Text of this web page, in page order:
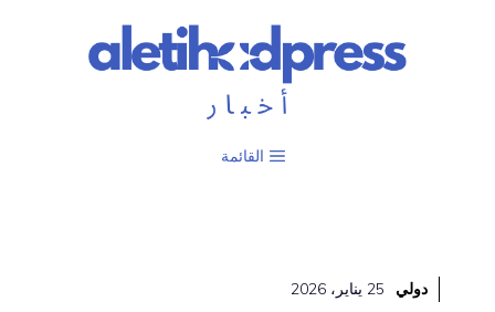
القائمة
دولي 25 يناير، 2026